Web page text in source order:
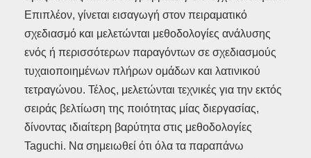
Επιπλέον, γίνεται εισαγωγή στον πειραματικό
σχεδιασμό και μελετώνται μεθοδολογίες ανάλυσης
ενός ή περισσότερων παραγόντων σε σχεδιασμούς
τυχαιοποιημένων πλήρων ομάδων και λατινικού
τετραγώνου. Τέλος, μελετώνται τεχνικές για την εκτός
σειράς βελτίωση της ποιότητας μίας διεργασίας,
δίνοντας ιδιαίτερη βαρύτητα στις μεθοδολογίες
Taguchi. Να σημειωθεί ότι όλα τα παραπάνω